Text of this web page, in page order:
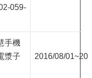
059-
手機
漿子
2016/08/